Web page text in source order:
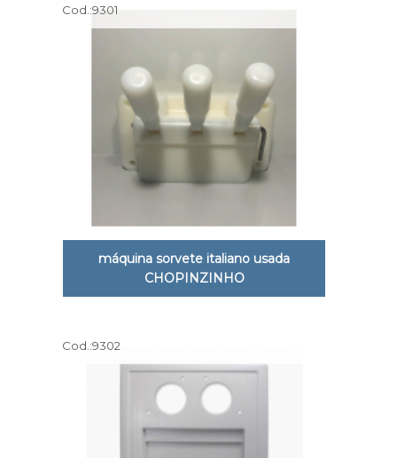
Cod.:9301
máquina sorvete italiano usada
CHOPINZINHO
Cod.:9302